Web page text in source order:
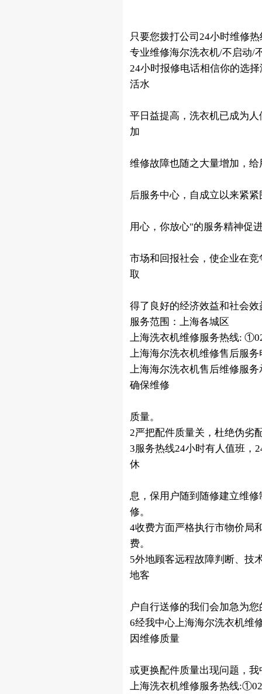
只要您拨打公司24小时维修
专业维修海尔洗衣机/不启动/
24小时报修电话相信你的选
活水
平日益提高，洗衣机已成为
加
维修故障也随之大量增加，
后服务中心，自成立以来紧
用心，你放心"的服务精神促
市场和回报社会，使企业在
取
得了良好的经济效益和社会效
服务范围：上海各城区
上海洗衣机维修服务热线:
上海海尔洗衣机维修售后服
上海海尔洗衣机售后维修服
确保维修
质量。
2严把配件质量关，杜绝伪劣
3服务热线24小时有人值班，
休
息，保用户随到随修建立维
修。
4收费方面严格执行市物价局
费。
5外地顾客远程故障判断、技
地客
户自行送修的我们会加急为
6经我中心上海海尔洗衣机维
因维修质量
或更换配件质量出现问题，
上海洗衣机维修服务热线